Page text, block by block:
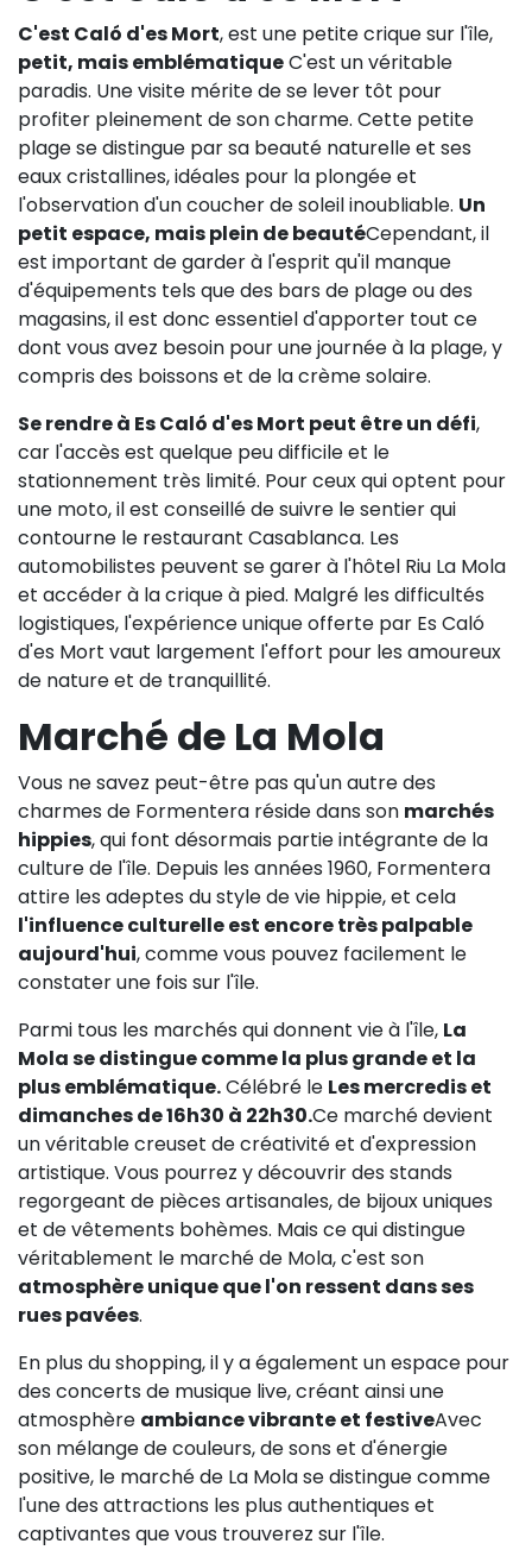
C'est Caló d'es Mort, est une petite crique sur l'île,
petit, mais emblématiqueC'est un véritable
paradis. Une visite mérite de se lever tôt pour
profiter pleinement de son charme. Cette petite
plage se distingue par sa beauté naturelle et ses
eaux cristallines, idéales pour la plongée et
l'observation d'un coucher de soleil inoubliable. Un
petit espace, mais plein de beautéCependant, il
est important de garder à l'esprit qu'il manque
d'équipements tels que des bars de plage ou des
magasins, il est donc essentiel d'apporter tout ce
dont vous avez besoin pour une journée à la plage, y
compris des boissons et de la crème solaire.
Se rendre à Es Caló d'es Mort peut être un défi,
car l'accès est quelque peu difficile et le
stationnement très limité. Pour ceux qui optent pour
une moto, il est conseillé de suivre le sentier qui
contourne le restaurant Casablanca. Les
automobilistes peuvent se garer à l'hôtel Riu La Mola
et accéder à la crique à pied. Malgré les difficultés
logistiques, l'expérience unique offerte par Es Caló
d'es Mort vaut largement l'effort pour les amoureux
de nature et de tranquillité.
Marché de La Mola
Vous ne savez peut-être pas qu'un autre des
charmes de Formentera réside dans son marchés
hippies, qui font désormais partie intégrante de la
culture de l'île. Depuis les années 1960, Formentera
attire les adeptes du style de vie hippie, et cela
l'influence culturelle est encore très palpable
aujourd'hui, comme vous pouvez facilement le
constater une fois sur l'île.
Parmi tous les marchés qui donnent vie à l'île, La
Mola se distingue comme la plus grande et la
plus emblématique.Célébré le Les mercredis et
dimanches de 16h30 à 22h30.Ce marché devient
un véritable creuset de créativité et d'expression
artistique. Vous pourrez y découvrir des stands
regorgeant de pièces artisanales, de bijoux uniques
et de vêtements bohèmes. Mais ce qui distingue
véritablement le marché de Mola, c'est son
atmosphère unique que l'on ressent dans ses
rues pavées.
En plus du shopping, il y a également un espace pour
des concerts de musique live, créant ainsi une
atmosphère ambiance vibrante et festiveAvec
son mélange de couleurs, de sons et d'énergie
positive, le marché de La Mola se distingue comme
l'une des attractions les plus authentiques et
captivantes que vous trouverez sur l'île.